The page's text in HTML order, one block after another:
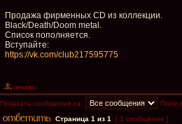
Продажа фирменных CD из коллекции.
Black/Death/Doom metal.
Список пополняется.
Вступайте:
https://vk.com/club217595775
Показать сообщения за:
Поле
Страница 1 из 1 [ 1 сообщение ]